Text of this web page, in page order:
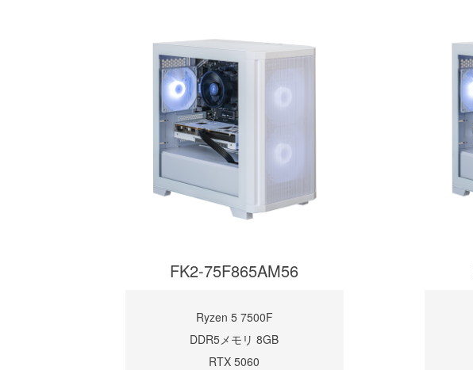
FK2-75F865AM56
Ryzen 5 7500F
DDR5メモリ 8GB
RTX 5060